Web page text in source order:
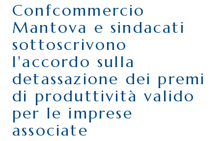
PERCHÉ ASSOCIARSI?
DOVE SIAMO
CONTATTI
Confcommercio
Mantova e sindacati
sottoscrivono
l'accordo sulla
detassazione dei premi
di produttività valido
per le imprese
associate